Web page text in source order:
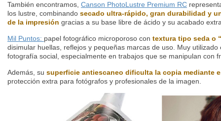
También encontramos, Canson PhotoLustre Premium RC
los lustre, combinando secado ultra-rápido, gran durabilidad y
de la impresión gracias a su base libre de ácido y su acabado
Mil Puntos: papel fotográfico microporoso con textura tipo seda o
disimular huellas, reflejos y pequeñas marcas de uso. Muy
fotografía social, especialmente en trabajos que se manipulan con
Además, su superficie antiescaneo dificulta la copia mediante
protección extra para fotógrafos y profesionales de la imagen.